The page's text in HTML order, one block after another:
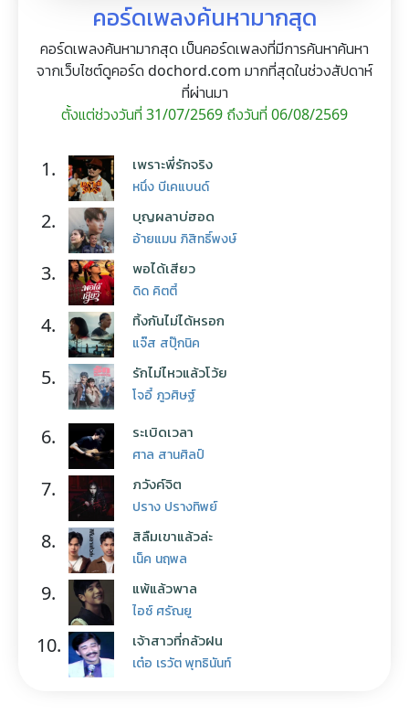
คอร์ดเพลงค้นหามากสุด
คอร์ดเพลงค้นหามากสุด เป็นคอร์ดเพลงที่มีการค้นหาค้นหา
จากเว็บไซต์ดูคอร์ด dochord.com มากที่สุดในช่วงสัปดาห์
ที่ผ่านมา
ตั้งแต่ช่วงวันที่ 31/07/2569 ถึงวันที่ 06/08/2569
1. เพราะพี่รักจริง
หนึ่ง บีเคแบนด์
2. บุญผลาบ่ฮอด
อ้ายแมน ภิสิทธิ์พงษ์
3. พอได้เสียว
ดิด คิตตี้
4. ทิ้งกันไม่ได้หรอก
แจ๊ส สปุ๊กนิค
5. รักไม่ไหวแล้วโว้ย
โจอี้ ภูวศิษฐ์
6. ระเบิดเวลา
ศาล สานศิลป์
7. ภวังค์จิต
ปราง ปรางทิพย์
8. สิลืมเขาแล้วล่ะ
เน็ค นฤพล
9. แพ้แล้วพาล
ไอซ์ ศรัณยู
10. เจ้าสาวที่กลัวฝน
เต๋อ เรวัต พุทธินันท์